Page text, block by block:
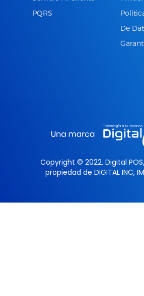
PQRS
De
Copyright © 2022. Digital
propiedad de DIGITAL INC,